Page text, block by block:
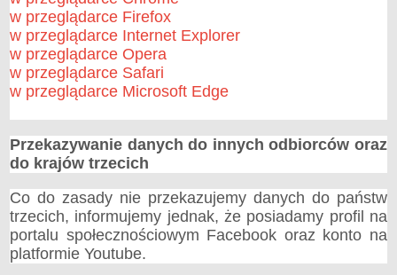
w przeglądarce Firefox
w przeglądarce Internet Explorer
w przeglądarce Opera
w przeglądarce Safari
w przeglądarce Microsoft Edge
Przekazywanie danych do innych odbiorców oraz
do krajów trzecich
Co do zasady nie przekazujemy danych do państw
trzecich, informujemy jednak, że posiadamy profil na
portalu społecznościowym Facebook oraz konto na
platformie Youtube.